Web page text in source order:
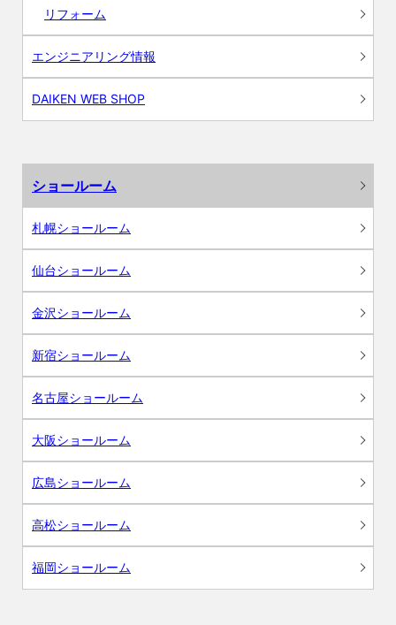
リフォーム
エンジニアリング情報
DAIKEN WEB SHOP
ショールーム
札幌ショールーム
仙台ショールーム
金沢ショールーム
新宿ショールーム
名古屋ショールーム
大阪ショールーム
広島ショールーム
高松ショールーム
福岡ショールーム